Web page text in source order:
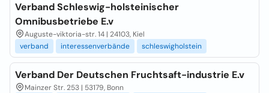
Verband Schleswig-holsteinischer
Omnibusbetriebe E.v
Auguste-viktoria-str. 14 | 24103, Kiel
verband
interessenverbände schleswigholstein
Verband Der Deutschen Fruchtsaft-industrie E.v
Mainzer Str. 253 | 53179, Bonn